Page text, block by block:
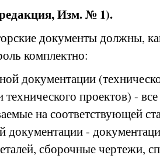
Изм. № 1).
документы должны,
комплектно:
документации
технического проектов) -
на соответствующей
документации -
сборочные чертежи,